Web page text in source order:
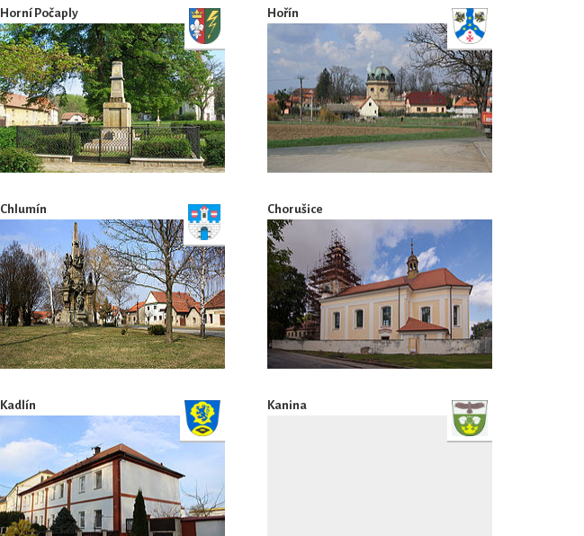
Horní Počaply Hořín
Chlumín Chorušice
Kadlín Kanina